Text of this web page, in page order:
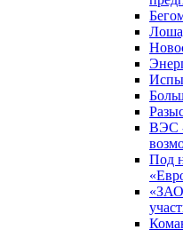
ВЭС
Под
«ЗАО